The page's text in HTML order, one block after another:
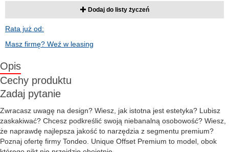
Dodaj do listy życzeń
Rata już od:
Masz firmę? Weź w leasing
Opis
Cechy produktu
Zadaj pytanie
Zwracasz uwagę na design? Wiesz, jak istotna jest estetyka? Lubisz
zaskakiwać? Chcesz podkreślić swoją niebanalną osobowość? Wiesz,
że naprawdę najlepsza jakość to narzędzia z segmentu premium?
Poznaj ofertę firmy Tondeo. Unique Offset Premium to model, obok